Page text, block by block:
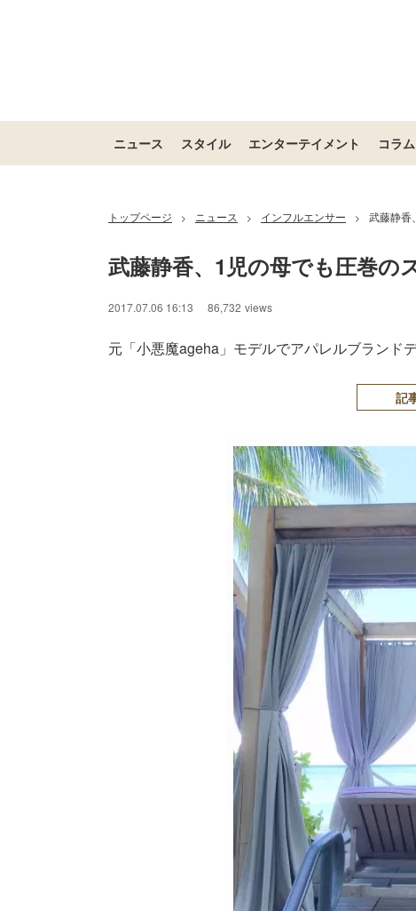
ニュース スタイル エンターテイメント コラム
トップページ > ニュース > インフルエンサー > 武藤静香
武藤静香、1児の母でも圧巻の
2017.07.06 16:13 86,732 views
元「小悪魔ageha」モデルでアパレルブランド
記